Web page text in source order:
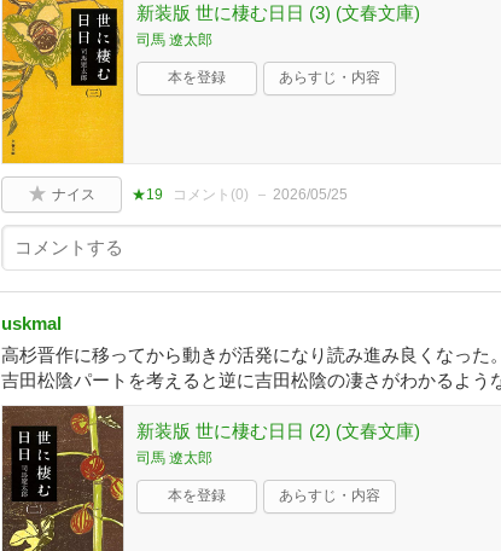
新装版 世に棲む日日 (3) (文春文庫)
司馬 遼太郎
本を登録 あらすじ・内容
ナイス ★19 コメント(0) 2026/05/25
uskmal
高杉晋作に移ってから動きが活発になり読み進み良くなった
吉田松陰パートを考えると逆に吉田松陰の凄さがわかるよう
新装版 世に棲む日日 (2) (文春文庫)
司馬 遼太郎
本を登録 あらすじ・内容